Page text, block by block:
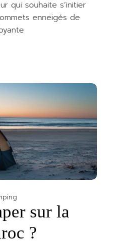
qui souhaite s’initier
enneigés de
sur la
?